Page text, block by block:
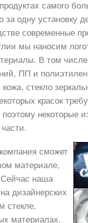
самого
за одну установку
современные
мы наносим
В том
ПП и
стекло
красок
некоторые
сможет
материале,
наша
дизайнерских
стекле,
материалах.